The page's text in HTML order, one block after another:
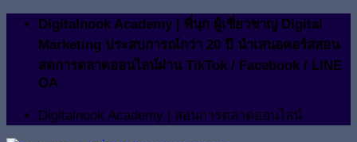
ข้าม
เนื้อหา
Digitalnook Academy | พี่นุก ผู้เชี่ยวชาญ Digital
Marketing ประสบการณ์กว่า 20 ปี นำเสนอคอร์สสอน
สดการตลาดออนไลน์ผ่าน TikTok / Facebook / LINE
OA
Digitalnook Academy | สอนการตลาดออนไลน์